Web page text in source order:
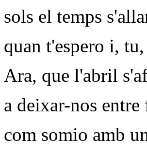
sols el temps
quan t'espero i,
Ara, que l'abril
a deixar-nos entre
com somio amb